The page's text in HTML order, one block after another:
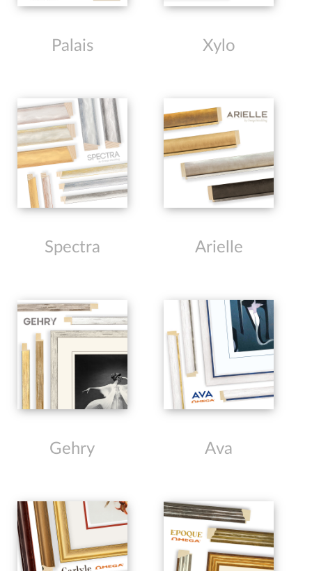
Palais Xylo
Spectra Arielle
Gehry Ava